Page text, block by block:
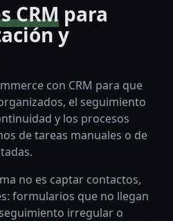
CRM para
y
con CRM para que
el seguimiento
y los procesos
de tareas manuales o de
no es captar contactos,
formularios que no llegan
irregular o